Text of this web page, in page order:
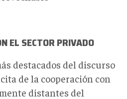
EL SECTOR PRIVADO
destacados del discurso
de la cooperación con
distantes del